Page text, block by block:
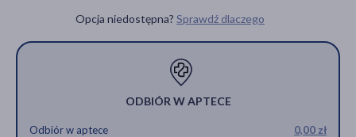
Opcja niedostępna? Sprawdź dlaczego
ODBIÓR W APTECE
Odbiór w aptece 0,00 zł